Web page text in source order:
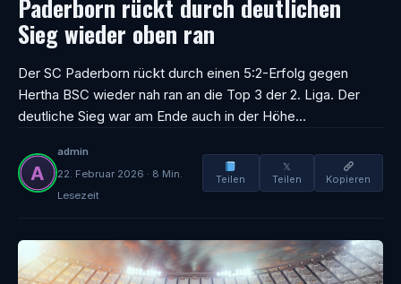
Paderborn rückt durch deutlichen
Sieg wieder oben ran
Der SC Paderborn rückt durch einen 5:2-Erfolg gegen
Hertha BSC wieder nah ran an die Top 3 der 2. Liga. Der
deutliche Sieg war am Ende auch in der Höhe…
admin
22. Februar 2026 · 8 Min.
Lesezeit
Teilen
𝕏
Teilen
Kopieren